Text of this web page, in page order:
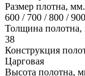
Размер плотна, мм.
600 / 700 / 800 / 900
Толщина полотна,
38
Конструкция
Царговая
Высота полотна,